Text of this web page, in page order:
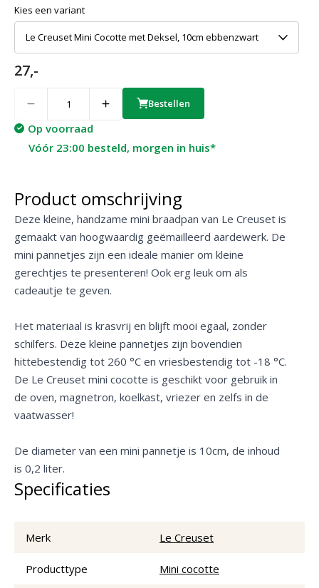
Kies een variant
Le Creuset Mini Cocotte met Deksel, 10cm ebbenzwart
27,-
Bestellen
Op voorraad
Vóór 23:00 besteld, morgen in huis*
Product omschrijving
Deze kleine, handzame mini braadpan van Le Creuset is
gemaakt van hoogwaardig geëmailleerd aardewerk. De
mini pannetjes zijn een ideale manier om kleine
gerechtjes te presenteren! Ook erg leuk om als
cadeautje te geven.
Het materiaal is krasvrij en blijft mooi egaal, zonder
schilfers. Deze kleine pannetjes zijn bovendien
hittebestendig tot 260 °C en vriesbestendig tot -18 °C.
De Le Creuset mini cocotte is geschikt voor gebruik in
de oven, magnetron, koelkast, vriezer en zelfs in de
vaatwasser!
De diameter van een mini pannetje is 10cm, de inhoud
is 0,2 liter.
Specificaties
Merk Le Creuset
Producttype Mini cocotte